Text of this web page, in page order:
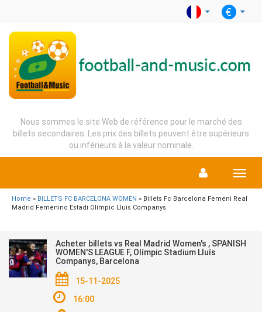
Nous sommes le site Web de référence pour le marché des
billets secondaires. Les prix des billets peuvent être supérieurs
ou inférieurs à la valeur nominale.
Menu
Home » BILLETS FC BARCELONA WOMEN » Billets Fc Barcelona Femeni Real
Madrid Femenino Estadi Olimpic Lluis Companys
Acheter billets vs Real Madrid Women's , SPANISH
WOMEN'S LEAGUE F, Olímpic Stadium Lluís
Companys, Barcelona
15-11-2025
16:00